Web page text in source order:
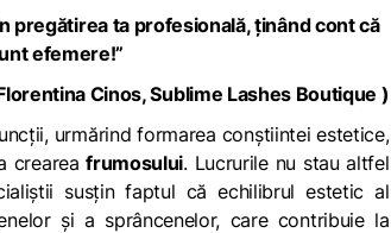
pregătirea ta profesională, ținând cont că
efemere!”
Cinos,Sublime Lashes Boutique )
urmărind formarea conștiintei estetice,
creareafrumosului. Lucrurile nu stau altfel
susțin faptul că echilibrul estetic al
și a sprâncenelor, care contribuie la